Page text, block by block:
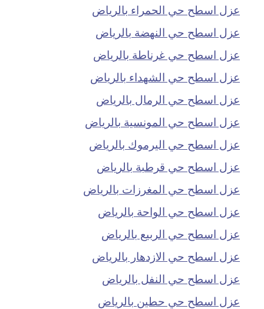
عزل اسطح حي الحمراء بالرياض
عزل اسطح حي النهضة بالرياض
عزل اسطح حي غرناطة بالرياض
عزل اسطح حي الشهداء بالرياض
عزل اسطح حي الرمال بالرياض
عزل اسطح حي المونسية بالرياض
عزل اسطح حي اليرموك بالرياض
عزل اسطح حي قرطبة بالرياض
عزل اسطح حي المغرزات بالرياض
عزل اسطح حي الواحة بالرياض
عزل اسطح حي الربيع بالرياض
عزل اسطح حي الازدهار بالرياض
عزل اسطح حي النفل بالرياض
عزل اسطح حي حطين بالرياض